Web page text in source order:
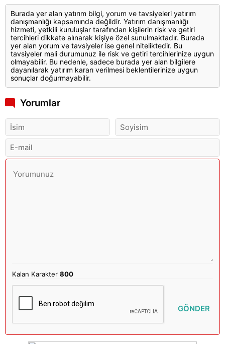
Burada yer alan yatırım bilgi, yorum ve tavsiyeleri yatırım
danışmanlığı kapsamında değildir. Yatırım danışmanlığı
hizmeti, yetkili kuruluşlar tarafından kişilerin risk ve getiri
tercihleri dikkate alınarak kişiye özel sunulmaktadır. Burada
yer alan yorum ve tavsiyeler ise genel niteliktedir. Bu
tavsiyeler mali durumunuz ile risk ve getiri tercihlerinize uygun
olmayabilir. Bu nedenle, sadece burada yer alan bilgilere
dayanılarak yatırım kararı verilmesi beklentilerinize uygun
sonuçlar doğurmayabilir.
Yorumlar
Kalan Karakter800
GÖNDER